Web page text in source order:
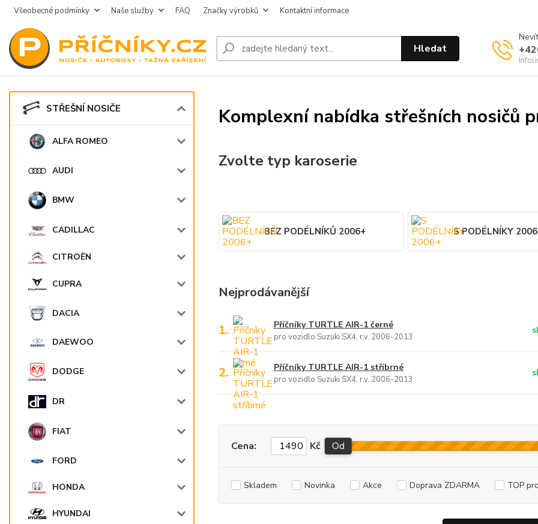
Všeobecné podmínky Naše služby FAQ Značky výrobků Kontaktní informace
Hledat
STŘEŠNÍ NOSIČE
ALFA ROMEO
AUDI
BMW
CADILLAC
CITROËN
CUPRA
DACIA
DAEWOO
DODGE
DR
FIAT
FORD
HONDA
HYUNDAI
Komplexní nabídka střešních nosičů
Zvolte typ karoserie
BEZ PODÉLNÍKŮ 2006+ S PODÉLNÍKY
Nejprodávanější
1. Příčníky TURTLE AIR-1 černé
pro vozidlo Suzuki SX4, r.v. 2006-2013
2. Příčníky TURTLE AIR-1 stříbrné
pro vozidlo Suzuki SX4, r.v. 2006-2013
Cena: Kč Od
Skladem Novinka Akce Doprava ZDARMA TOP